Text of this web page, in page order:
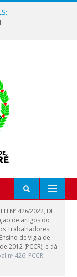
LEI Nº 426/2022, DE
de artigos do
Trabalhadores
de Vigia de
2012 (PCCR), e dá
nº 426- PCCR-